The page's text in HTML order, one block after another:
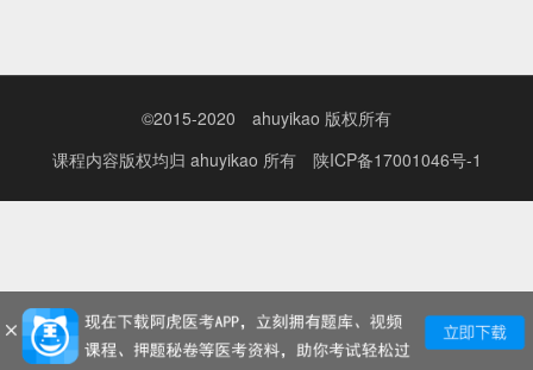
©2015-2020
ahuyikao 版权所有
课程内容版权均归 ahuyikao 所有 陕ICP备17001046号-1